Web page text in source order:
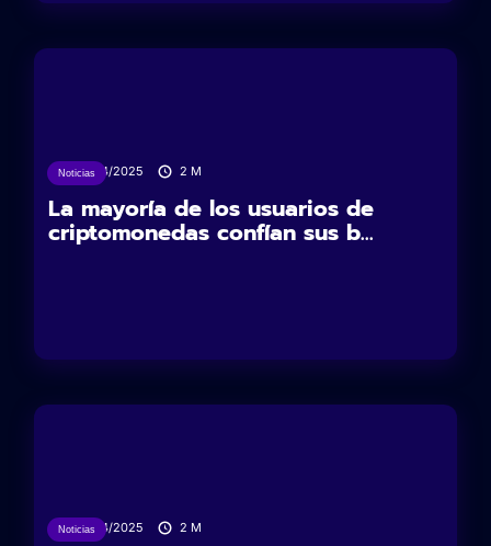
Noticias
24/04/2025 2 M
La mayoría de los usuarios de
criptomonedas confían sus b...
Noticias
24/04/2025 2 M